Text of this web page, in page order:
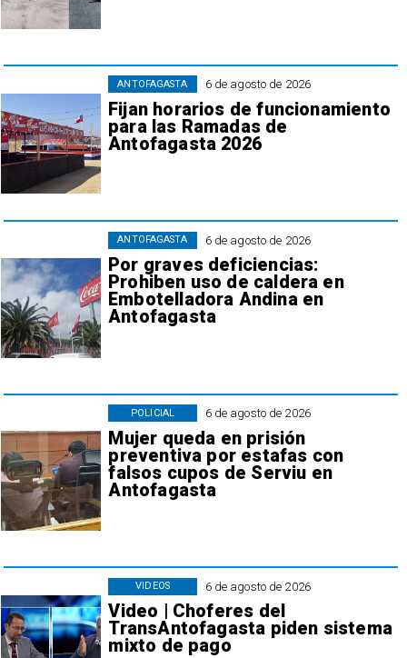
6 de agosto de 2026
Fijan horarios de funcionamiento
para las Ramadas de
Antofagasta 2026
ANTOFAGASTA
6 de agosto de 2026
Por graves deficiencias:
Prohiben uso de caldera en
Embotelladora Andina en
Antofagasta
ANTOFAGASTA
6 de agosto de 2026
Mujer queda en prisión
preventiva por estafas con
falsos cupos de Serviu en
Antofagasta
POLICIAL
6 de agosto de 2026
Video | Choferes del
TransAntofagasta piden sistema
mixto de pago
VIDEOS